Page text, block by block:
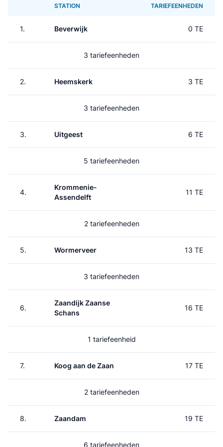
STATION TARIEFEENHEDEN
1. Beverwijk 0 TE
3 tariefeenheden
2. Heemskerk 3 TE
3 tariefeenheden
3. Uitgeest 6 TE
5 tariefeenheden
4.
Krommenie-
Assendelft
11 TE
2 tariefeenheden
5. Wormerveer 13 TE
3 tariefeenheden
6.
Zaandijk Zaanse
Schans
16 TE
1 tariefeenheid
7. Koog aan de Zaan 17 TE
2 tariefeenheden
8. Zaandam 19 TE
6 tariefeenheden